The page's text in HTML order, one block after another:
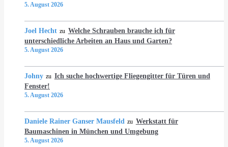
5. August 2026
Joel Hecht zu Welche Schrauben brauche ich für
unterschiedliche Arbeiten an Haus und Garten?
5. August 2026
Johny zu Ich suche hochwertige Fliegengitter für Türen und
Fenster!
5. August 2026
Daniele Rainer Ganser Mausfeld zu Werkstatt für
Baumaschinen in München und Umgebung
5. August 2026